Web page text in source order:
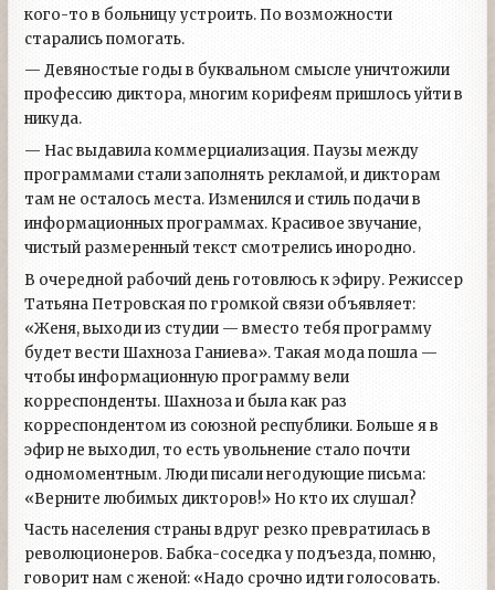
кого-то в больницу устроить. По возможности
старались помогать.
— Девяностые годы в буквальном смысле уничтожили
профессию диктора, многим корифеям пришлось уйти в
никуда.
— Нас выдавила коммерциализация. Паузы между
программами стали заполнять рекламой, и дикторам
там не осталось места. Изменился и стиль подачи в
информационных программах. Красивое звучание,
чистый размеренный текст смотрелись инородно.
В очередной рабочий день готовлюсь к эфиру. Режиссер
Татьяна Петровская по громкой связи объявляет:
«Женя, выходи из студии — вместо тебя программу
будет вести Шахноза Ганиева». Такая мода пошла —
чтобы информационную программу вели
корреспонденты. Шахноза и была как раз
корреспондентом из союзной республики. Больше я в
эфир не выходил, то есть увольнение стало почти
одномоментным. Люди писали негодующие письма:
«Верните любимых дикторов!» Но кто их слушал?
Часть населения страны вдруг резко превратилась в
революционеров. Бабка-соседка у подъезда, помню,
говорит нам с женой: «Надо срочно идти голосовать.